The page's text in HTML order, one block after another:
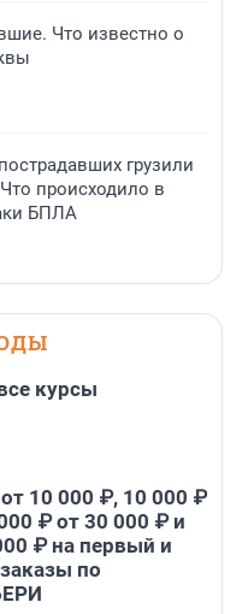
Что известно о
грузили
происходило в
БПЛА
курсы
10 000 ₽, 10 000 ₽
₽ от 30 000 ₽ и
₽ на первый и
по